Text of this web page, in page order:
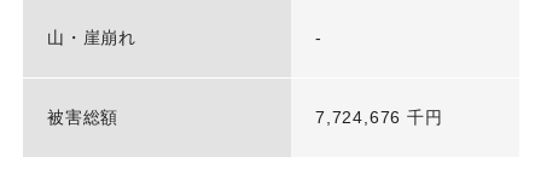
山・崖崩れ -
被害総額 7,724,676 千円